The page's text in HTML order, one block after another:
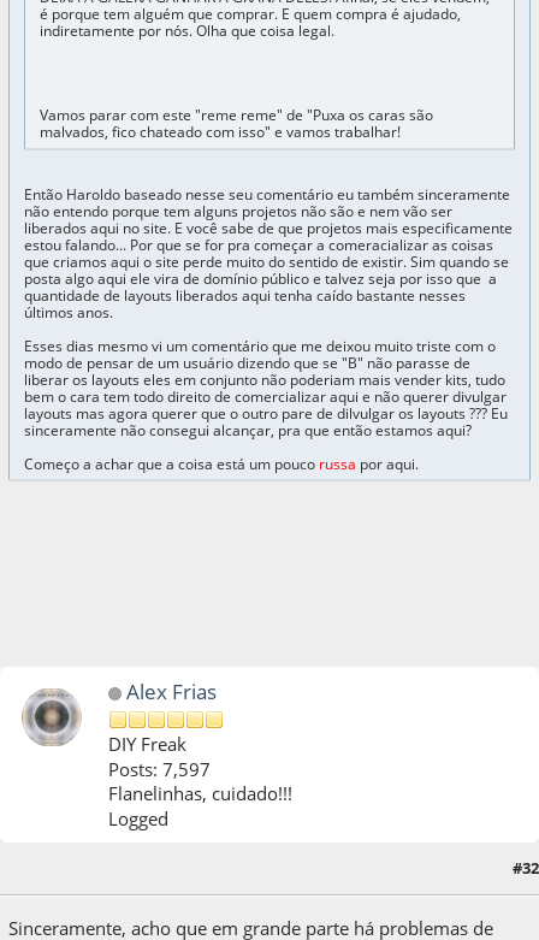
é porque tem alguém que comprar. E quem compra é ajudado,
indiretamente por nós. Olha que coisa legal.
Vamos parar com este "reme reme" de "Puxa os caras são
malvados, fico chateado com isso" e vamos trabalhar!
Então Haroldo baseado nesse seu comentário eu também sinceramente
não entendo porque tem alguns projetos não são e nem vão ser
liberados aqui no site. E você sabe de que projetos mais especificamente
estou falando... Por que se for pra começar a comeracializar as coisas
que criamos aqui o site perde muito do sentido de existir. Sim quando se
posta algo aqui ele vira de domínio público e talvez seja por isso que a
quantidade de layouts liberados aqui tenha caído bastante nesses
últimos anos.
Esses dias mesmo vi um comentário que me deixou muito triste com o
modo de pensar de um usuário dizendo que se "B" não parasse de
liberar os layouts eles em conjunto não poderiam mais vender kits, tudo
bem o cara tem todo direito de comercializar aqui e não querer divulgar
layouts mas agora querer que o outro pare de dilvulgar os layouts ??? Eu
sinceramente não consegui alcançar, pra que então estamos aqui?
Começo a achar que a coisa está um pouco russa por aqui.
Alex Frias
DIY Freak
Posts: 7,597
Flanelinhas, cuidado!!!
Logged
#32
Sinceramente, acho que em grande parte há problemas de